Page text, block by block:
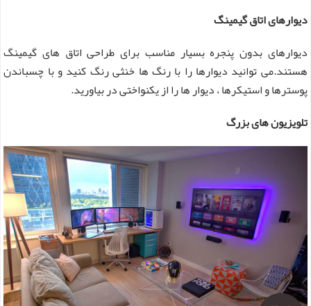
دیوارهای اتاق گیمینگ
دیوارهای بدون پنجره بسیار مناسب برای طراحی اتاق های گیمینگ
هستند.می توانید دیوارها را با رنگ ها خنثی رنگ کنید و با چسباندن
پوسترها و استیکرها ، دیوار ها را از یکنواختی در بیاورید.
تلویزیون های بزرگ